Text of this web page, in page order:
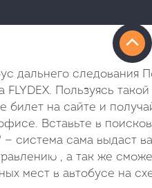
дальнего следования
Пользуясь
билет на сайте и
Вставьте в
система сама выдаст
, а так же
мест в автобусе на